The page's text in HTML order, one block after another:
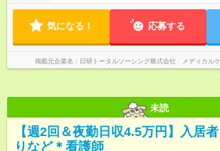
気になる！ 応募する
掲載元企業名 日研トータルソーシング株式会社 メディカル
未読
【週2回＆夜勤日収4.5万円】入居
りなど＊看護師